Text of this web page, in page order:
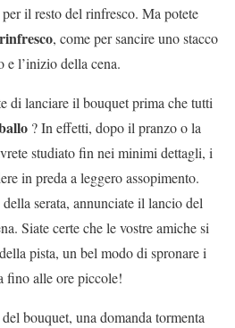
il resto del rinfresco. Ma potete
, come per sancire uno stacco
l’inizio della cena.
di lanciare il bouquet prima che tutti
? In effetti, dopo il pranzo o la
studiato fin nei minimi dettagli, i
in preda a leggero assopimento.
della serata, annunciate il lancio del
Siate certe che le vostre amiche si
pista, un bel modo di spronare i
fino alle ore piccole!
bouquet, una domanda tormenta